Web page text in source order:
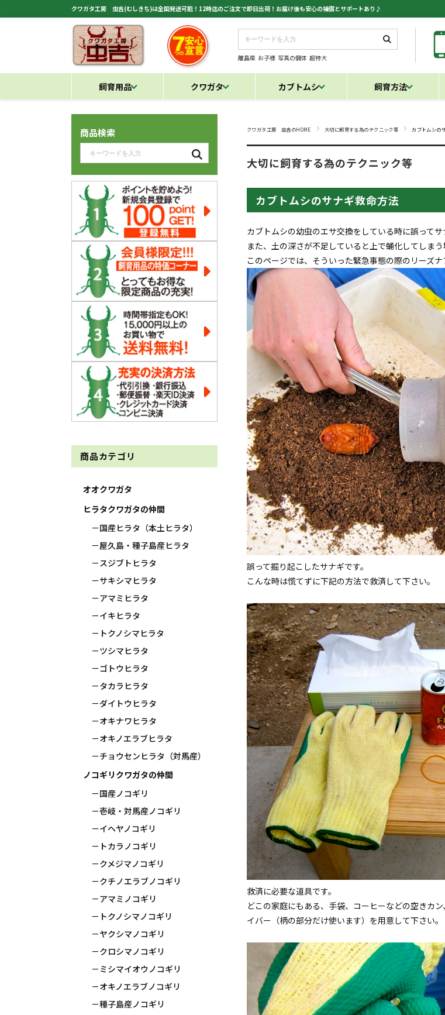
クワガタ工房 虫吉(むしきち)は全国発送可能！12時迄のご注文で即日出荷！お届け後も安心の補償とサポートあり♪
離島産 お子様 写真の個体 超特大
飼育用品 クワガタ カブトムシ 飼育方法
クワガタ工房 虫吉のHOME 大切に飼育する為のテクニック等 カブトムシの
大切に飼育する為のテクニック等
カブトムシのサナギ救命方法
カブトムシの幼虫のエサ交換をしている時に誤って
また、土の深さが不足していると上で蛹化してしまう
このページでは、そういった緊急事態の際のリーズナ
誤って掘り起こしたサナギです。
こんな時は慌てずに下記の方法で救済して下さい。
救済に必要な道具です。
どこの家庭にもある、手袋、コーヒーなどの空きカ
イバー（柄の部分だけ使います）を用意して下さい。
商品検索
商品カテゴリ
オオクワガタ
ヒラタクワガタの仲間
国産ヒラタ（本土ヒラタ）
屋久島・種子島産ヒラタ
スジブトヒラタ
サキシマヒラタ
アマミヒラタ
イキヒラタ
トクノシマヒラタ
ツシマヒラタ
ゴトウヒラタ
タカラヒラタ
ダイトウヒラタ
オキナワヒラタ
オキノエラブヒラタ
チョウセンヒラタ（対馬産）
ノコギリクワガタの仲間
国産ノコギリ
壱岐・対馬産ノコギリ
イヘヤノコギリ
トカラノコギリ
クメジマノコギリ
クチノエラブノコギリ
アマミノコギリ
トクノシマノコギリ
ヤクシマノコギリ
クロシマノコギリ
ミシマイオウノコギリ
オキノエラブノコギリ
種子島産ノコギリ